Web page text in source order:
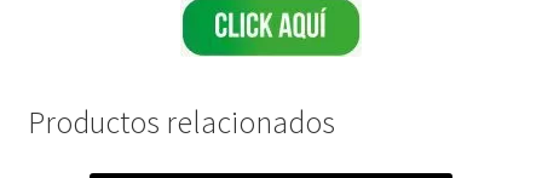
Productos relacionados